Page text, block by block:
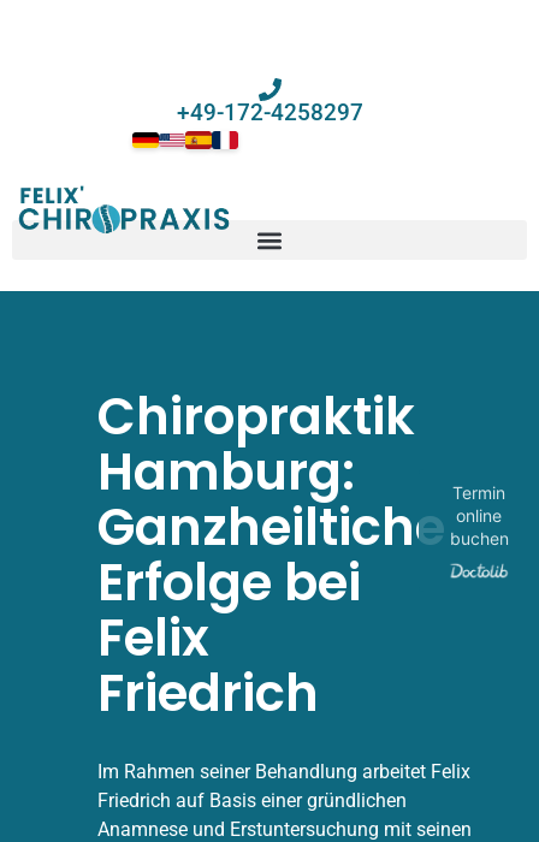
+49-172-4258297
Chiropraktik
Hamburg:
Ganzheiltiche
Erfolge bei
Felix
Friedrich
Im Rahmen seiner Behandlung arbeitet Felix
Friedrich auf Basis einer gründlichen
Anamnese und Erstuntersuchung mit seinen
Termin
online
buchen